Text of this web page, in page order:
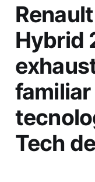
Hybrid
Tech